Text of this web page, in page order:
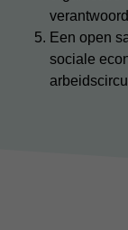
Een open
sociale